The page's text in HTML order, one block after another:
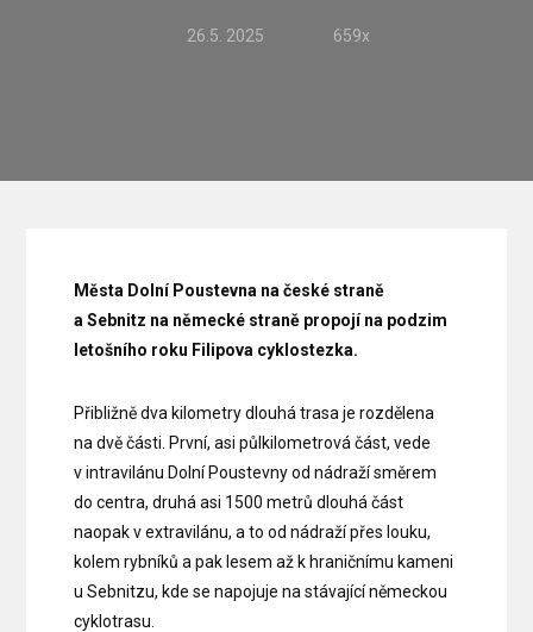
26.5. 2025 659x
Města Dolní Poustevna na české straně
a Sebnitz na německé straně propojí na podzim
letošního roku Filipova cyklostezka.
Přibližně dva kilometry dlouhá trasa je rozdělena
na dvě části. První, asi půlkilometrová část, vede
v intravilánu Dolní Poustevny od nádraží směrem
do centra, druhá asi 1500 metrů dlouhá část
naopak v extravilánu, a to od nádraží přes louku,
kolem rybníků a pak lesem až k hraničnímu kameni
u Sebnitzu, kde se napojuje na stávající německou
cyklotrasu.